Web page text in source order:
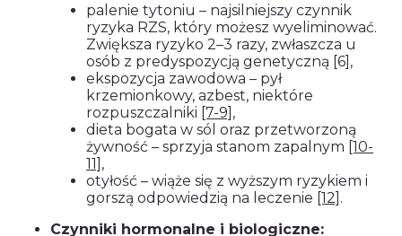
palenie tytoniu – najsilniejszy czynnik
ryzyka RZS, który możesz wyeliminować.
Zwiększa ryzyko 2–3 razy, zwłaszcza u
osób z predyspozycją genetyczną [6],
ekspozycja zawodowa – pył
krzemionkowy, azbest, niektóre
rozpuszczalniki [7-9] ,
dieta bogata w sól oraz przetworzoną
żywność – sprzyja stanom zapalnym [10-
11] ,
otyłość – wiąże się z wyższym ryzykiem i
gorszą odpowiedzią na leczenie [12] .
Czynniki hormonalne i biologiczne: